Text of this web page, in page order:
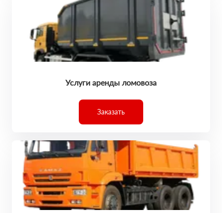
Услуги аренды ломовоза
Заказать